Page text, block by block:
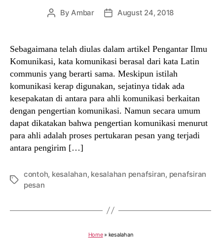
PostByAmbar
PostAugust 24, 2018
Sebagaimana telah diulas dalam artikel Pengantar Ilmu
Komunikasi, kata komunikasi berasal dari kata Latin
communis yang berarti sama. Meskipun istilah
komunikasi kerap digunakan, sejatinya tidak ada
kesepakatan di antara para ahli komunikasi berkaitan
dengan pengertian komunikasi. Namun secara umum
dapat dikatakan bahwa pengertian komunikasi menurut
para ahli adalah proses pertukaran pesan yang terjadi
antara pengirim […]
Tags
contoh, kesalahan, kesalahan penafsiran, penafsiran
pesan
Home» kesalahan